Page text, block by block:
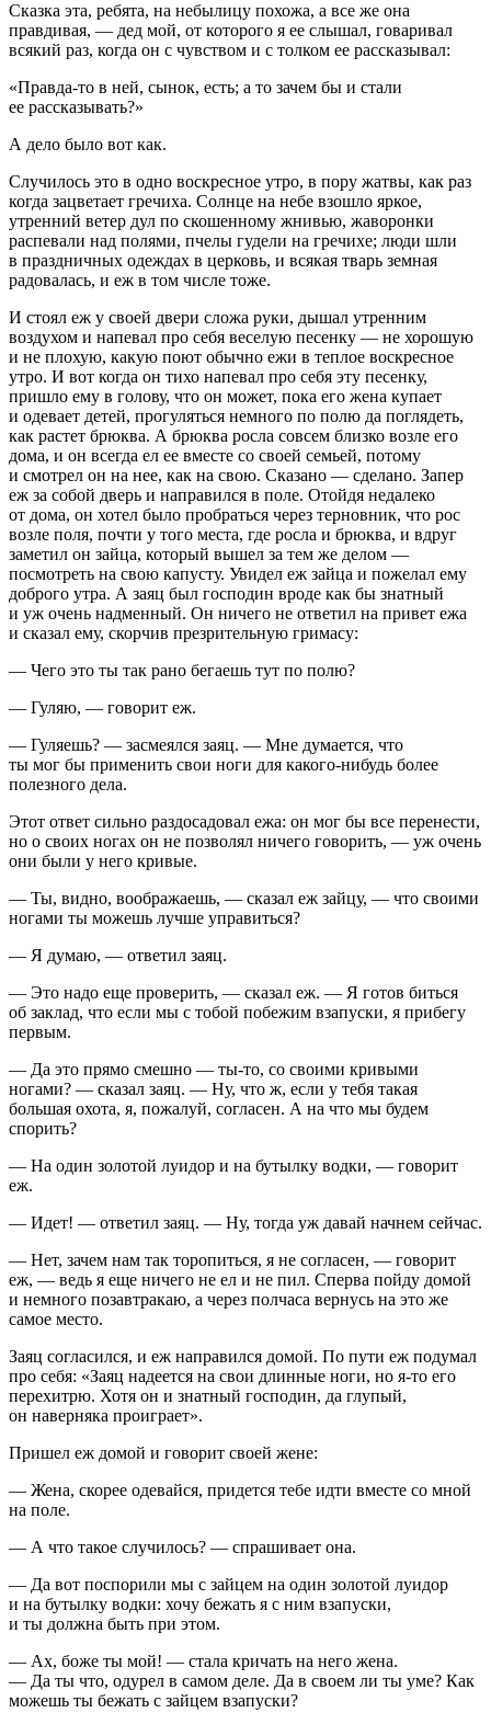
Сказка эта, ребята, на небылицу похожа, а все же она
правдивая, — дед мой, от которого я ее слышал, говаривал
всякий раз, когда он с чувством и с толком ее рассказывал:
«Правда-то в ней, сынок, есть; а то зачем бы и стали
ее рассказывать?»
А дело было вот как.
Случилось это в одно воскресное утро, в пору жатвы, как раз
когда зацветает гречиха. Солнце на небе взошло яркое,
утренний ветер дул по скошенному жнивью, жаворонки
распевали над полями, пчелы гудели на гречихе; люди шли
в праздничных одеждах в церковь, и всякая тварь земная
радовалась, и еж в том числе тоже.
И стоял еж у своей двери сложа руки, дышал утренним
воздухом и напевал про себя веселую песенку — не хорошую
и не плохую, какую поют обычно ежи в теплое воскресное
утро. И вот когда он тихо напевал про себя эту песенку,
пришло ему в голову, что он может, пока его жена купает
и одевает детей, прогуляться немного по полю да поглядеть,
как растет брюква. А брюква росла совсем близко возле его
дома, и он всегда ел ее вместе со своей семьей, потому
и смотрел он на нее, как на свою. Сказано — сделано. Запер
еж за собой дверь и направился в поле. Отойдя недалеко
от дома, он хотел было пробраться через терновник, что рос
возле поля, почти у того места, где росла и брюква, и вдруг
заметил он зайца, который вышел за тем же делом —
посмотреть на свою капусту. Увидел еж зайца и пожелал ему
доброго утра. А заяц был господин вроде как бы знатный
и уж очень надменный. Он ничего не ответил на привет ежа
и сказал ему, скорчив презрительную гримасу:
— Чего это ты так рано бегаешь тут по полю?
— Гуляю, — говорит еж.
— Гуляешь? — засмеялся заяц. — Мне думается, что
ты мог бы применить свои ноги для какого-нибудь более
полезного дела.
Этот ответ сильно раздосадовал ежа: он мог бы все перенести,
но о своих ногах он не позволял ничего говорить, — уж очень
они были у него кривые.
— Ты, видно, воображаешь, — сказал еж зайцу, — что своими
ногами ты можешь лучше управиться?
— Я думаю, — ответил заяц.
— Это надо еще проверить, — сказал еж. — Я готов биться
об заклад, что если мы с тобой побежим взапуски, я прибегу
первым.
— Да это прямо смешно — ты-то, со своими кривыми
ногами? — сказал заяц. — Ну, что ж, если у тебя такая
большая охота, я, пожалуй, согласен. А на что мы будем
спорить?
— На один золотой луидор и на бутылку водки, — говорит
еж.
— Идет! — ответил заяц. — Ну, тогда уж давай начнем сейчас.
— Нет, зачем нам так торопиться, я не согласен, — говорит
еж, — ведь я еще ничего не ел и не пил. Сперва пойду домой
и немного позавтракаю, а через полчаса вернусь на это же
самое место.
Заяц согласился, и еж направился домой. По пути еж подумал
про себя: «Заяц надеется на свои длинные ноги, но я-то его
перехитрю. Хотя он и знатный господин, да глупый,
он наверняка проиграет».
Пришел еж домой и говорит своей жене:
— Жена, скорее одевайся, придется тебе идти вместе со мной
на поле.
— А что такое случилось? — спрашивает она.
— Да вот поспорили мы с зайцем на один золотой луидор
и на бутылку водки: хочу бежать я с ним взапуски,
и ты должна быть при этом.
— Ах, боже ты мой! — стала кричать на него жена.
— Да ты что, одурел в самом деле. Да в своем ли ты уме? Как
можешь ты бежать с зайцем взапуски?